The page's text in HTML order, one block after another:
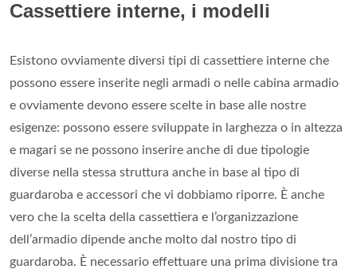
Cassettiere interne, i modelli
Esistono ovviamente diversi tipi di cassettiere interne che
possono essere inserite negli armadi o nelle cabina armadio
e ovviamente devono essere scelte in base alle nostre
esigenze: possono essere sviluppate in larghezza o in altezza
e magari se ne possono inserire anche di due tipologie
diverse nella stessa struttura anche in base al tipo di
guardaroba e accessori che vi dobbiamo riporre. È anche
vero che la scelta della cassettiera e l’organizzazione
dell’armadio dipende anche molto dal nostro tipo di
guardaroba. È necessario effettuare una prima divisione tra